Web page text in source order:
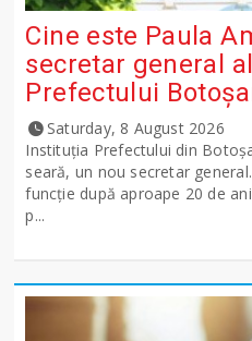
Cine este Paula
secretar general
Prefectului
Saturday, 8 August 2026
Instituția Prefectului din
seară, un nou secretar
funcție după aproape 20 de
p...